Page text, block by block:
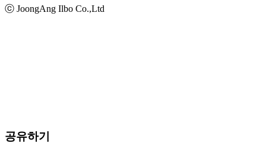
ⓒ JoongAng Ilbo Co.,Ltd
공유하기